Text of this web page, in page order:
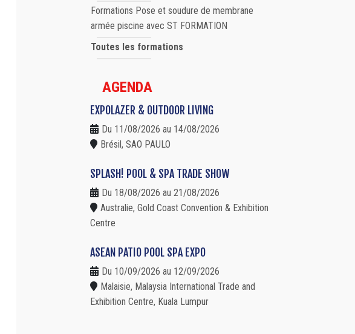
Formations Pose et soudure de membrane
armée piscine avec ST FORMATION
Toutes les formations
AGENDA
EXPOLAZER & OUTDOOR LIVING
Du 11/08/2026 au 14/08/2026
Brésil, SAO PAULO
SPLASH! POOL & SPA TRADE SHOW
Du 18/08/2026 au 21/08/2026
Australie, Gold Coast Convention & Exhibition
Centre
ASEAN PATIO POOL SPA EXPO
Du 10/09/2026 au 12/09/2026
Malaisie, Malaysia International Trade and
Exhibition Centre, Kuala Lumpur